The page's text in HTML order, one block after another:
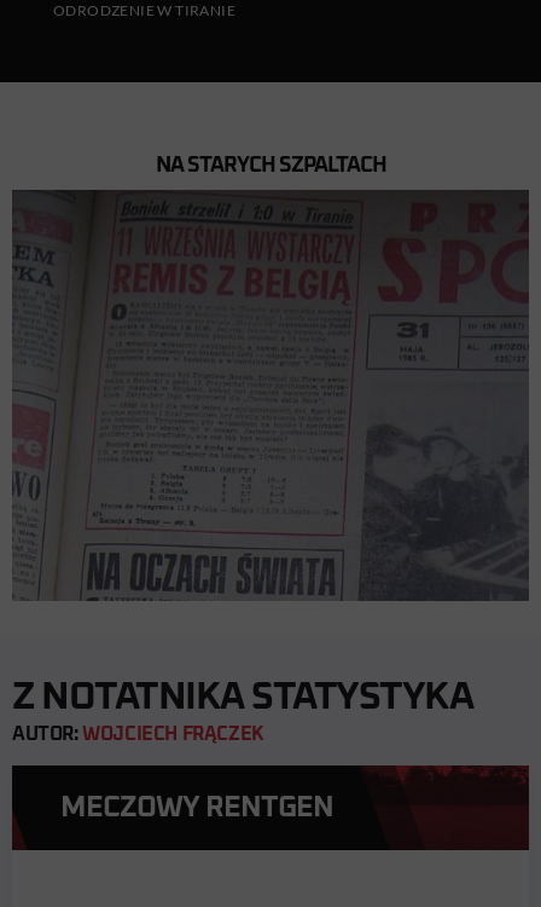
ODRODZENIE W TIRANIE
NA STARYCH SZPALTACH
Z NOTATNIKA STATYSTYKA
AUTOR: WOJCIECH FRĄCZEK
MECZOWY RENTGEN